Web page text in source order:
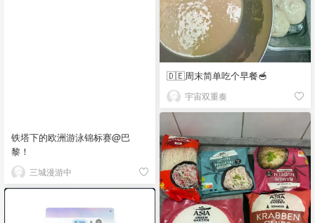
🇩🇪周末简单吃个早餐🥣
宇宙双重奏
铁塔下的欧洲游泳锦标赛@巴
黎！
三城漫游中